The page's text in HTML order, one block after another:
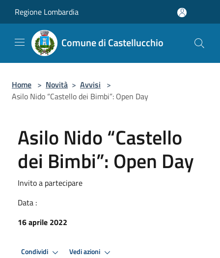
Regione Lombardia
Comune di Castellucchio
Home > Novità > Avvisi >
Asilo Nido “Castello dei Bimbi”: Open Day
Asilo Nido “Castello
dei Bimbi”: Open Day
Invito a partecipare
Data :
16 aprile 2022
Condividi Vedi azioni